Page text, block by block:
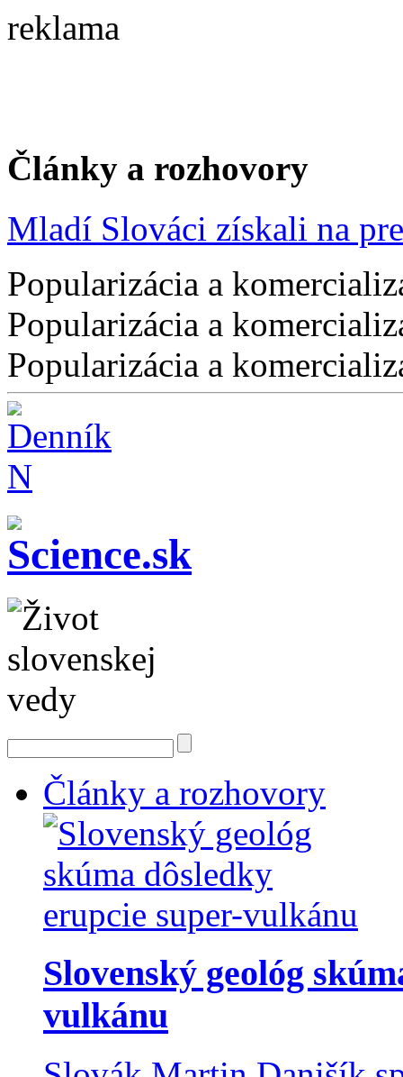
reklama
Články a rozhovory
Mladí Slováci získali na
Popularizácia a
Popularizácia a
Popularizácia a
Články a rozhovory
Slovenský geológ
vulkánu